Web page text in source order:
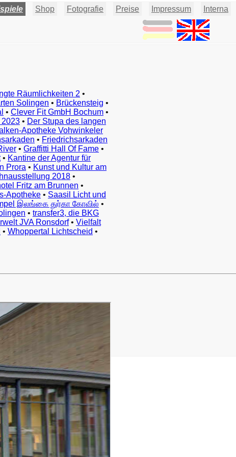
Shop Fotografie Preise Impressum Interna
Räumlichkeiten 2 •
Solingen • Brückensteig •
• Clever Fit GmbH Bochum •
2023 • Der Stupa des langen
Apotheke Vohwinkeler
• Friedrichsarkaden
• Graffitti Hall Of Fame •
• Kantine der Agentur für
Prora • Kunst und Kultur am
2018 •
Fritz am Brunnen •
Apotheke • Saasil Licht und
இலங்கை துர்கா கோவில் •
• transfer3, die BKG
JVA Ronsdorf• Vielfalt
• Whoppertal Lichtscheid •